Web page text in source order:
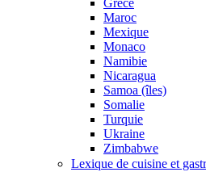
Grèce
Maroc
Mexique
Monaco
Namibie
Nicaragua
Samoa (îles)
Somalie
Turquie
Ukraine
Zimbabwe
Lexique de cuisine et